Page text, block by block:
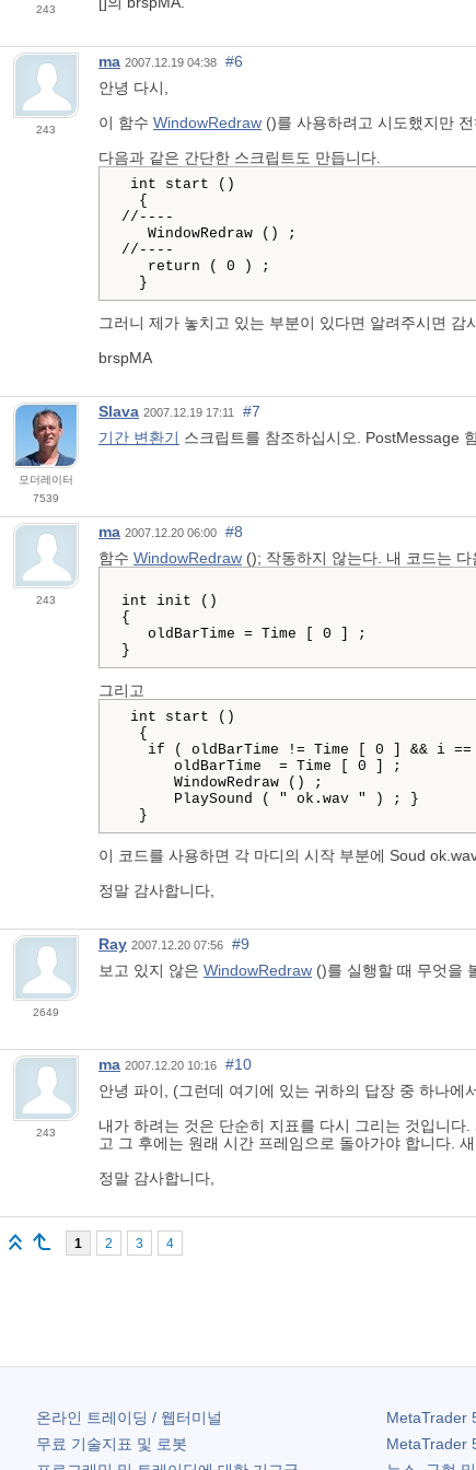
243
243
ma 2007.12.19 04:38
#6
안녕 다시,
이 함수 WindowRedraw ()를 사용하려고 시도했지만
다음과 같은 간단한 스크립트도 만듭니다.
int start
()
{
//----
WindowRedraw
()
//----
return
( 0 )
;
}
그러니 제가 놓치고 있는 부분이 있다면 알려주시면 감
brspMA
모더레이터
7539
Slava 2007.12.19 17:11
#7
기간 변환기 스크립트를 참조하십시오. PostMessage
243
ma 2007.12.20 06:00
#8
함수 WindowRedraw (); 작동하지 않는다. 내 코드는 다
int init
()
{
oldBarTime = Time 0
}
그리고
int start
()
{
if
( oldBarTime != Time 0 && i ==
oldBarTime
  =
Time 0
;
WindowRedraw
()
;
PlaySound
( " ok.wav " ) ;
}
}
이 코드를 사용하면 각 마디의 시작 부분에 Soud
정말 감사합니다,
2649
Ray 2007.12.20 07:56
#9
보고 있지 않은 WindowRedraw ()를 실행할 때 무엇을
243
ma 2007.12.20 10:16
#10
안녕 파이, (그런데 여기에 있는 귀하의 답장 중 하나에
내가 하려는 것은 단순히 지표를 다시 그리는 것입니
고 그 후에는 원래 시간 프레임으로 돌아가야 합니다.
정말 감사합니다,
1 2 3 4
온라인 트레이딩 / 웹터미널
무료 기술지표 및 로봇
MetaTrader
MetaTrader